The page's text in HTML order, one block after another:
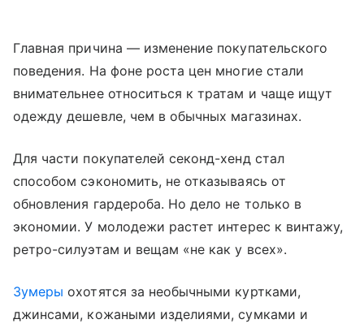
Главная причина — изменение покупательского
поведения. На фоне роста цен многие стали
внимательнее относиться к тратам и чаще ищут
одежду дешевле, чем в обычных магазинах.
Для части покупателей секонд-хенд стал
способом сэкономить, не отказываясь от
обновления гардероба. Но дело не только в
экономии. У молодежи растет интерес к винтажу,
ретро-силуэтам и вещам «не как у всех».
Зумеры охотятся за необычными куртками,
джинсами, кожаными изделиями, сумками и